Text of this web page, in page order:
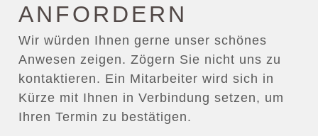
ANFORDERN
Wir würden Ihnen gerne unser schönes
Anwesen zeigen. Zögern Sie nicht uns zu
kontaktieren. Ein Mitarbeiter wird sich in
Kürze mit Ihnen in Verbindung setzen, um
Ihren Termin zu bestätigen.